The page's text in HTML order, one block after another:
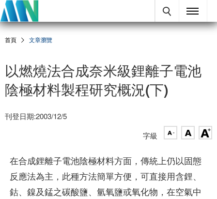
首頁 文章瀏覽
以燃燒法合成奈米級鋰離子電池
陰極材料製程研究概況(下)
刊登日期:2003/12/5
字級
在合成鋰離子電池陰極材料方面，傳統上仍以固態
反應法為主，此種方法簡單方便，可直接用含鋰、
鈷、鎳及錳之碳酸鹽、氫氧鹽或氧化物，在空氣中